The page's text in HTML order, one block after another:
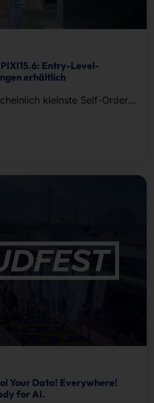
Entry-Level-
erhältlich
kleinste Self-Order-
Your Data! Everywhere!
for AI.